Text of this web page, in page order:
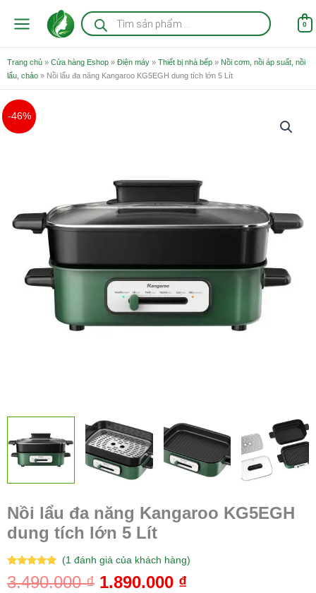
Tìm
kiếm
sản
0
Trang chủ » Cửa hàng Eshop » Điện máy » Thiết bị nhà bếp » Nồi cơm, nồi áp suất, nồi
lẩu, chảo » Nồi lẩu đa năng Kangaroo KG5EGH dung tích lớn 5 Lít
-46%
Nồi lẩu đa năng Kangaroo KG5EGH
dung tích lớn 5 Lít
5.00
trên 5
dựa trên
1
(1đánh giá của khách hàng)
3.490.000₫ 1.890.000 ₫